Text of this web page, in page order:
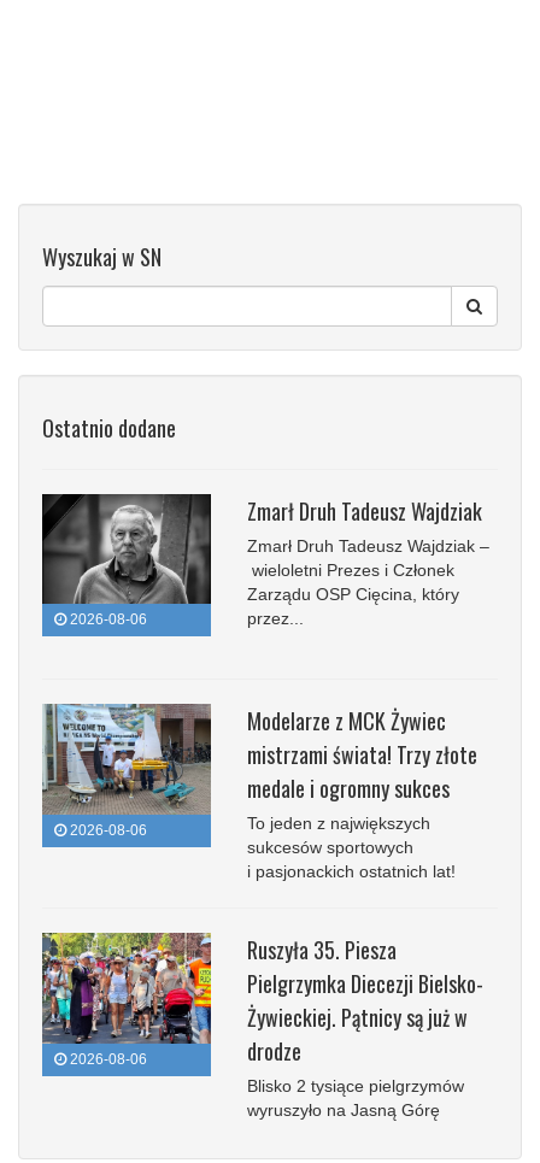
Wyszukaj w SN
Ostatnio dodane
2026-08-06
Zmarł Druh Tadeusz Wajdziak
Zmarł Druh Tadeusz Wajdziak –
wieloletni Prezes i Członek
Zarządu OSP Cięcina, który
przez...
2026-08-06
Modelarze z MCK Żywiec
mistrzami świata! Trzy złote
medale i ogromny sukces
To jeden z największych
sukcesów sportowych
i pasjonackich ostatnich lat!
2026-08-06
Ruszyła 35. Piesza
Pielgrzymka Diecezji Bielsko-
Żywieckiej. Pątnicy są już w
drodze
Blisko 2 tysiące pielgrzymów
wyruszyło na Jasną Górę